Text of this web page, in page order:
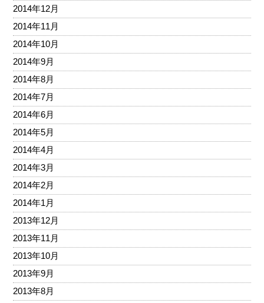
2014年12月
2014年11月
2014年10月
2014年9月
2014年8月
2014年7月
2014年6月
2014年5月
2014年4月
2014年3月
2014年2月
2014年1月
2013年12月
2013年11月
2013年10月
2013年9月
2013年8月